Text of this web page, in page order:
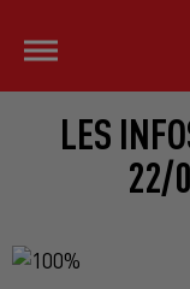
LES
22/